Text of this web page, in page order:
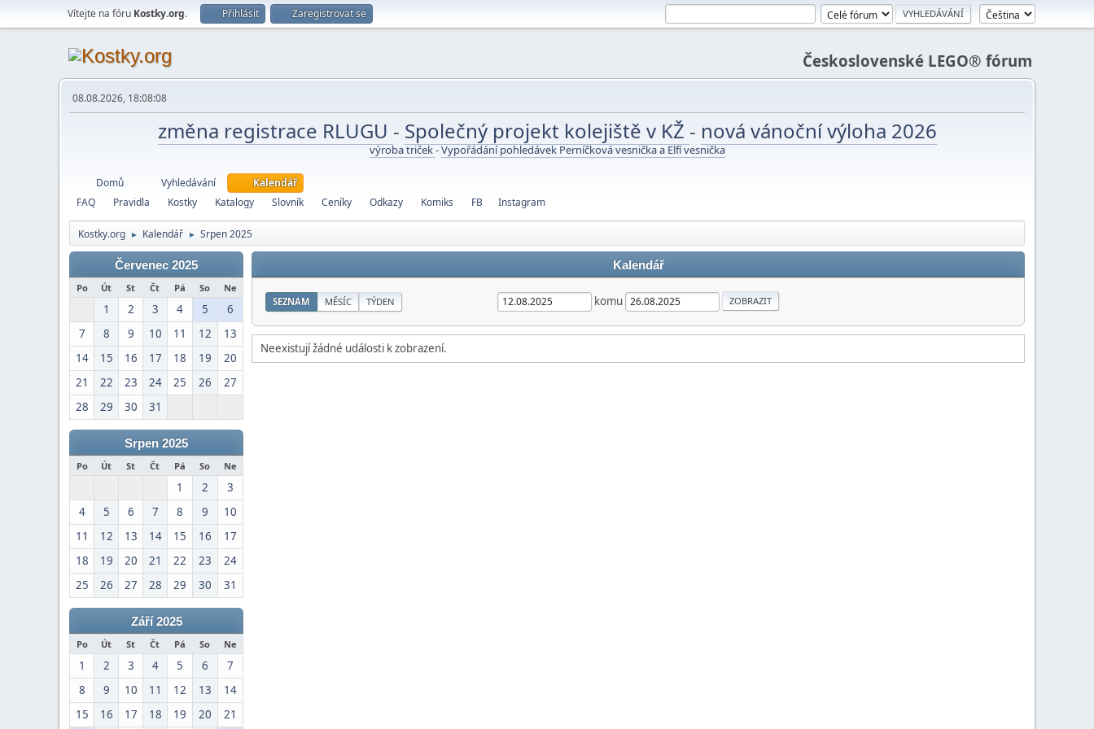
Vítejte na fóru Kostky.org. Přihlásit Zaregistrovat se
Československé LEGO® fórum
08.08.2026, 18:08:08
změna registrace RLUGU - Společný projekt kolejiště v KŽ - nová vánoční výloha 2026
výroba triček-Vypořádání pohledávek Perníčková vesnička a Elfí vesnička
Domů Vyhledávání
Kalendář
FAQ
Pravidla Kostky Katalogy Slovník Ceníky Odkazy Komiks FB Instagram
Kostky.org ► Kalendář ► Srpen 2025
Červenec 2025
Po Út St Čt Pá So Ne
1 2 3 4 5
6
7
8 9 10 11 12
13
14
15 16 17 18 19
20
21
22 23 24 25 26
27
28
29 30 31
Srpen 2025
Po Út St Čt Pá So Ne
1 2
3
4
5 6 7 8 9
10
11
12 13 14 15 16
17
18
19 20 21 22 23
24
25
26 27 28 29 30 31
Září 2025
Po Út St Čt Pá So Ne
1 2 3 4 5 6
7
8
9 10 11 12 13
14
15
16 17 18 19 20 21
Kalendář
SEZNAM MĚSÍC TÝDEN komu
Neexistují žádné události k zobrazení.